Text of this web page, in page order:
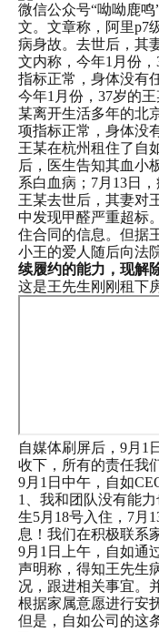
微信公众号“呦呦鹿
文。文章称，阿里p7
病身故。去世后，其
文内称，今年1月份
指标正常，身体没有
今年1月份，37岁的
某离开生活多年的北
项指标正常，身体没
王某在杭州租住了自
后，医生告知其血小
系白血病；7月13日，
王某去世后，其妻对
中发现甲醛严重超标
住合同的信息。但据
小王的爱人随后向法
续履约的能力，现解
这是王先生刚刚租下
自媒体刷屏后，9月1
收下，所有的责任我
9月1日中午，自如
1、我和团队没有能
生5月18号入住，7月
息！我们在积极联系
9月1日上午，自如通
声明称，得知王先生
况，跟进相关事宜。
根据家属意愿进行安
但是，自如公司的这